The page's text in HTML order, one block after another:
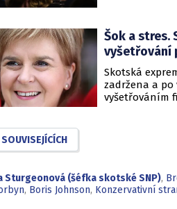
úctu a péči, a
poskytovat
Šok a stres.
vyšetřování
Skotská
zadržena a
vyšetřováním
Sturgeonová (šéfka skotské SNP),
, Boris Johnson, Konzervativní